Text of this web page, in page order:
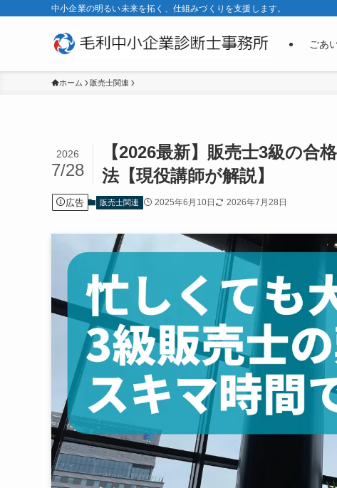
中小企業の明るい未来を拓く、仕組みづくりを支援します。
ごあ
ホーム 販売士関連
【2026最新】販売士3級の合
法【現役講師が解説】
2026
7/28
広告 販売士関連 2025年6月10日 2026年7月28日